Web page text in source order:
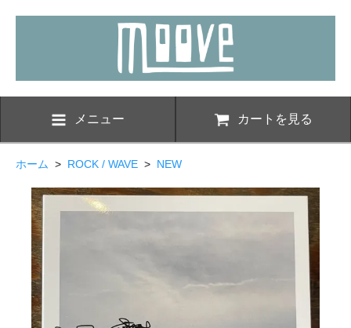
メニュー カートを見る
ホーム > ROCK / WAVE > NEW